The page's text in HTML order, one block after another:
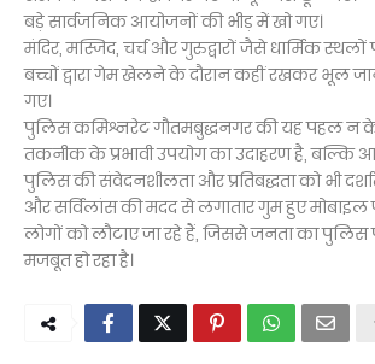
बड़े सार्वजनिक आयोजनों की भीड़ में खो गए।
मंदिर, मस्जिद, चर्च और गुरुद्वारों जैसे धार्मिक
बच्चों द्वारा गेम खेलने के दौरान कहीं रखकर भूल
गए।
पुलिस कमिश्नरेट गौतमबुद्धनगर की यह पहल
तकनीक के प्रभावी उपयोग का उदाहरण है, बल्कि
पुलिस की संवेदनशीलता और प्रतिबद्धता को भी
और सर्विलांस की मदद से लगातार गुम हुए
लोगों को लौटाए जा रहे हैं, जिससे जनता का पुलिस
मजबूत हो रहा है।